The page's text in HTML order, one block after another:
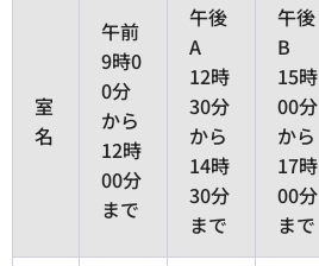
室
名
午前
9時0
0分
から
12時
00分
まで
午後
A
12時
30分
から
14時
30分
まで
午後
B
15時
00分
から
17時
00分
まで